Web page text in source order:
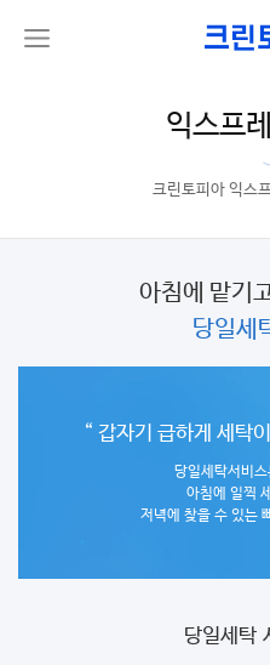
익스프
크린토피아 익스
아침에 맡기
당일세
“ 갑자기 급하게 세탁
당일세탁서비
아침에 일찍
저녁에 찾을 수 있는
당일세탁